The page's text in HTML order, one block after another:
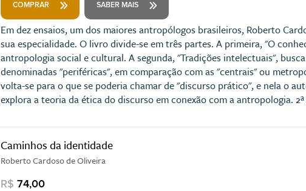
COMPRAR SABER MAIS
Em dez ensaios, um dos maiores antropólogos brasileiros, Roberto
sua especialidade. O livro divide-se em três partes. A primeira, "O
antropologia social e cultural. A segunda, "Tradições intelectuais",
denominadas "periféricas", em comparação com as "centrais" ou
volta-se para o que se poderia chamar de "discurso prático", e nela o
explora a teoria da ética do discurso em conexão com a antropologia.
Caminhos da identidade
Roberto Cardoso de Oliveira
R$ 74,00